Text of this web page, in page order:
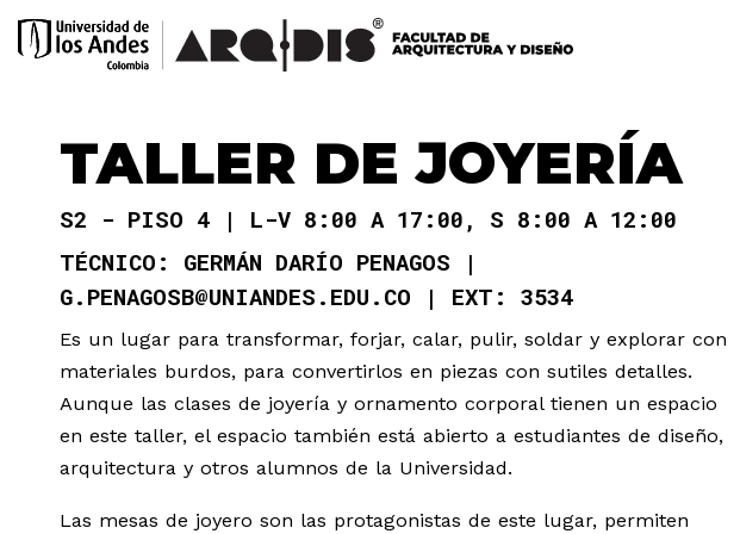
TALLER DE JOYERÍA
S2 - PISO 4
L-V 8:00 A 17:00, S 8:00 A 12:00
GERMÁN DARÍO PENAGOS
G.PENAGOSB@UNIANDES.EDU.CO
3534
Es un lugar para transformar, forjar, calar, pulir, soldar y explorar con
materiales burdos, para convertirlos en piezas con sutiles detalles.
Aunque las clases de joyería y ornamento corporal tienen un espacio
en este taller, el espacio también está abierto a estudiantes de diseño,
arquitectura y otros alumnos de la Universidad.
Las mesas de joyero son las protagonistas de este lugar, permiten